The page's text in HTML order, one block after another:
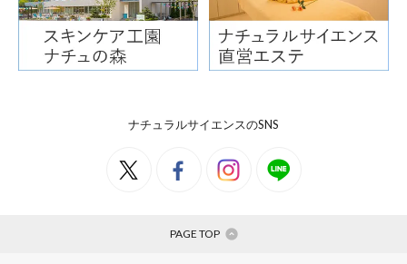
ナチュラルサイエンスのSNS
PAGE TOP